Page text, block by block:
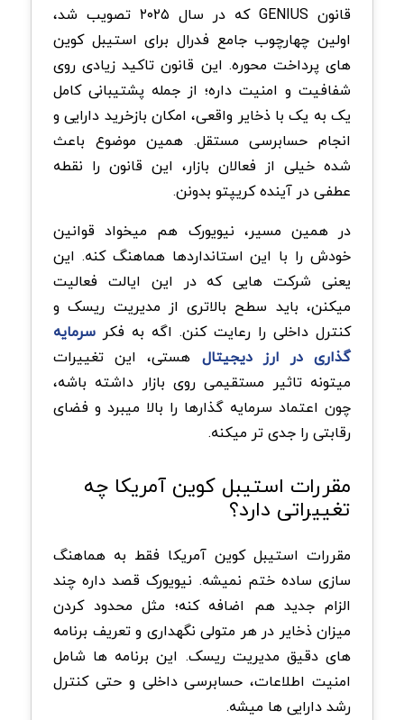
قانون GENIUS که در سال ۲۰۲۵ تصویب شد،
اولین چهارچوب جامع فدرال برای استیبل کوین
های پرداخت محوره. این قانون تاکید زیادی روی
شفافیت و امنیت داره؛ از جمله پشتیبانی کامل
یک به یک با ذخایر واقعی، امکان بازخرید دارایی و
انجام حسابرسی مستقل. همین موضوع باعث
شده خیلی از فعالان بازار، این قانون را نقطه
عطفی در آینده کریپتو بدونن.
در همین مسیر، نیویورک هم میخواد قوانین
خودش را با این استانداردها هماهنگ کنه. این
یعنی شرکت هایی که در این ایالت فعالیت
میکنن، باید سطح بالاتری از مدیریت ریسک و
کنترل داخلی را رعایت کنن. اگه به فکر سرمایه
گذاری در ارز دیجیتال هستی، این تغییرات
میتونه تاثیر مستقیمی روی بازار داشته باشه،
چون اعتماد سرمایه گذارها را بالا میبرد و فضای
رقابتی را جدی تر میکنه.
مقررات استیبل کوین آمریکا چه
تغییراتی دارد؟
مقررات استیبل کوین آمریکا فقط به هماهنگ
سازی ساده ختم نمیشه. نیویورک قصد داره چند
الزام جدید هم اضافه کنه؛ مثل محدود کردن
میزان ذخایر در هر متولی نگهداری و تعریف برنامه
های دقیق مدیریت ریسک. این برنامه ها شامل
امنیت اطلاعات، حسابرسی داخلی و حتی کنترل
رشد دارایی ها میشه.